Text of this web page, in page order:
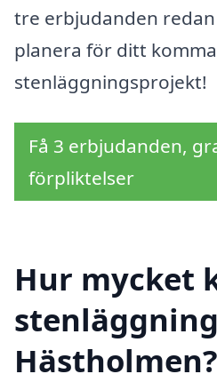
tre erbjudanden
planera för ditt
stenläggningsprojekt!
Få 3 erbjudanden,
förpliktelser
Hur mycket
Hästholmen?